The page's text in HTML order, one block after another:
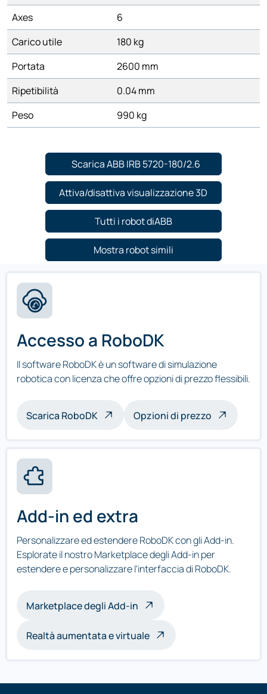
Axes
6
Carico utile
180 kg
Portata
2600 mm
Ripetibilità
0.04 mm
Peso
990 kg
Scarica ABB IRB 5720-180/2.6
Attiva/disattiva visualizzazione 3D
Tutti i robot diABB
Mostra robot simili
Accesso a RoboDK
Il software RoboDK è un software di simulazione
robotica con licenza che offre opzioni di prezzo flessibili.
Scarica RoboDK Opzioni di prezzo
Add-in ed extra
Personalizzare ed estendere RoboDK con gli Add-in.
Esplorate il nostro Marketplace degli Add-in per
estendere e personalizzare l'interfaccia di RoboDK.
Marketplace degli Add-in
Realtà aumentata e virtuale